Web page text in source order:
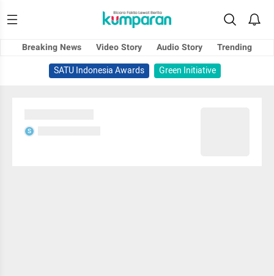
Breaking News Video Story Audio Story
Trending
SATU Indonesia Awards
Green Initiative
S